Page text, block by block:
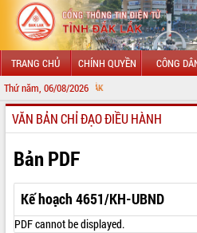
TRANG CHỦ CHÍNH QUYỀN CÔNG
Thứ năm, 06/08/2026
GIỚI THIỆU
LÃNH ĐẠO UBND TỈNH
TIN TỨC SỰ KIỆN
SỞ, BAN, NGÀNH
VĂN BẢN CHỈ ĐẠO ĐIỀU HÀNH
Bản PDF
Kế hoạch 4651/KH-UBND
PDF cannot be displayed.